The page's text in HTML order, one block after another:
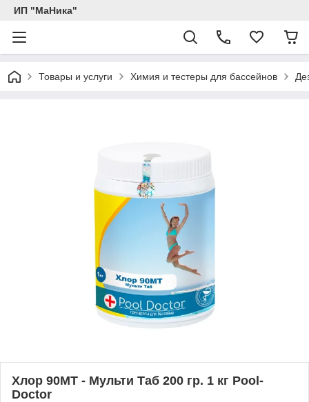
ИП "МаНика"
Товары и услуги Химия и тестеры для бассейнов
Хлор 90МТ - Мульти Таб 200 гр. 1 кг Pool-
Doctor